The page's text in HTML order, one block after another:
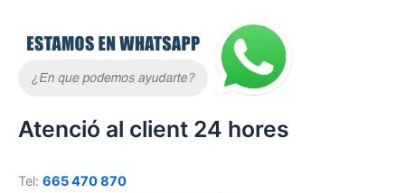
Atenció al client 24 hores
Tel: 665 470 870